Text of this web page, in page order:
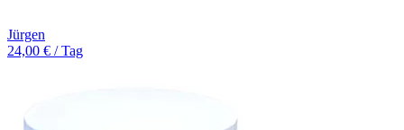
Jürgen
24,00 € / Tag